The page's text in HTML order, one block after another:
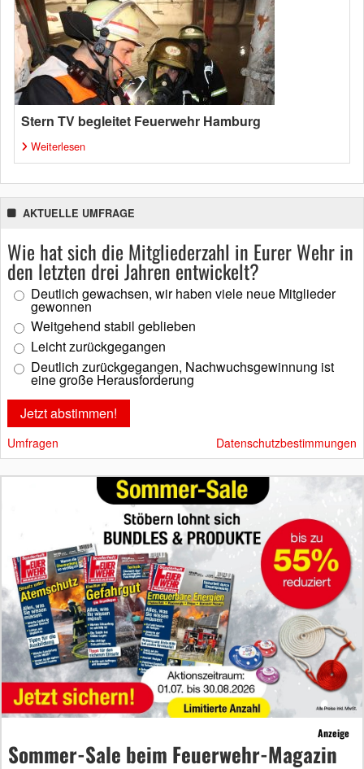
Stern TV begleitet Feuerwehr Hamburg
Weiterlesen
AKTUELLE UMFRAGE
Wie hat sich die Mitgliederzahl in Eurer Wehr in
den letzten drei Jahren entwickelt?
Deutlich gewachsen, wir haben viele neue Mitglieder
gewonnen
Weitgehend stabil geblieben
Leicht zurückgegangen
Deutlich zurückgegangen, Nachwuchsgewinnung ist
eine große Herausforderung
Umfragen Datenschutzbestimmungen
Anzeige
Sommer-Sale beim Feuerwehr-Magazin